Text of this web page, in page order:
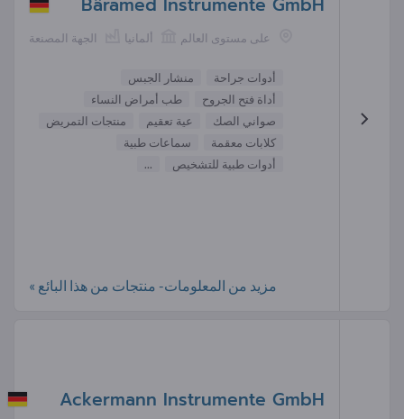
الجهة المصنعة ألمانيا على مستوى العالم
أدوات جراحة
منشار الجبس
أداة فتح الجروح
طب أمراض النساء
صواني الصك
عية تعقيم
منتجات التمريض
كلابات معقمة
سماعات طبية
أدوات طبية للتشخيص
...
مزيد من المعلومات- منتجات من هذا البائع »
Ackermann Instrumente GmbH